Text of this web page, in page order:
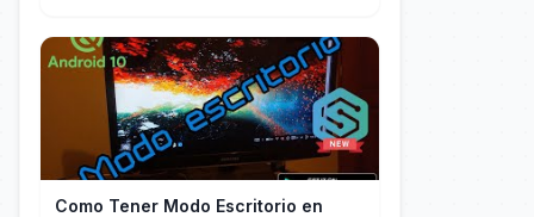
Como Tener Modo Escritorio en